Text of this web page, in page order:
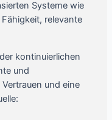
Systeme wie
relevante
kontinuierlichen
und
und eine